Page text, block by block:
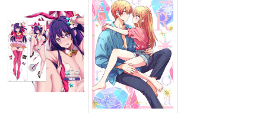
作品詳細 作品詳細
て! -デルタ-160x50CM
抱き枕カバー
【1173】
eb
13,200円 （税込）
デルタ
サンプル
崩壊：スターレイル-
カフカ-160x50CM抱
き枕カバー【1193】
eb
13,200円（税込）
カフカ
サンプル
作品詳細